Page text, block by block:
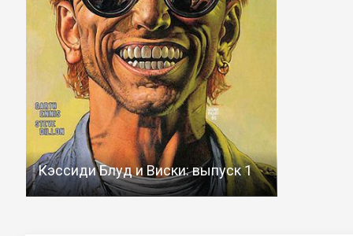
Кэссиди Блуд и Виски: выпуск 1